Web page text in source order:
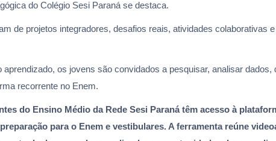
do Colégio Sesi Paraná se destaca.
de projetos integradores, desafios reais, atividades colaborativas
os jovens são convidados a pesquisar, analisar
recorrente no Enem.
do Ensino Médio da Rede Sesi Paraná têm acesso à
para o Enem e vestibulares. A ferramenta reúne